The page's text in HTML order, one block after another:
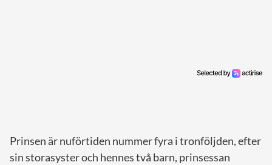
Prinsen är nuförtiden nummer fyra i tronföljden, efter
sin storasyster och hennes två barn, prinsessan